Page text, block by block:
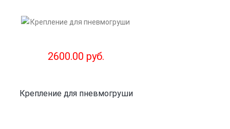
2600.00 руб.
Крепление для пневмогруши